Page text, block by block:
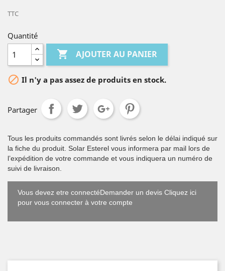
TTC
Quantité
 AJOUTER AU PANIER
 Il n'y a pas assez de produits en stock.
Partager
Tous les produits commandés sont livrés selon le délai indiqué sur
la fiche du produit. Solar Esterel vous informera par mail lors de
l’expédition de votre commande et vous indiquera un numéro de
suivi de livraison.
Vous devez etre connectéDemander un devis Cliquez ici
pour vous connecter à votre compte